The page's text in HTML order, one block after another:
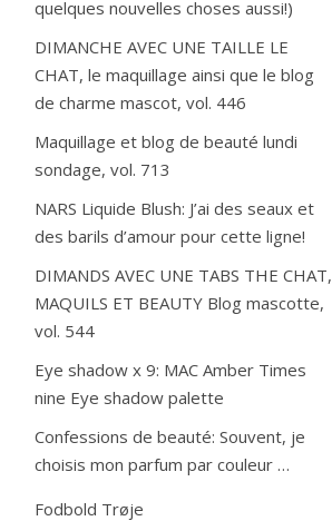
quelques nouvelles choses aussi!)
DIMANCHE AVEC UNE TAILLE LE
CHAT, le maquillage ainsi que le blog
de charme mascot, vol. 446
Maquillage et blog de beauté lundi
sondage, vol. 713
NARS Liquide Blush: J’ai des seaux et
des barils d’amour pour cette ligne!
DIMANDS AVEC UNE TABS THE CHAT,
MAQUILS ET BEAUTY Blog mascotte,
vol. 544
Eye shadow x 9: MAC Amber Times
nine Eye shadow palette
Confessions de beauté: Souvent, je
choisis mon parfum par couleur …
Fodbold Trøje